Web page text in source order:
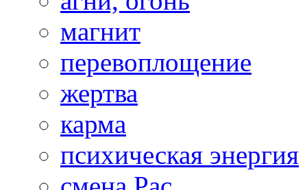
магнит
перевоплощение
жертва
карма
психическая энергия